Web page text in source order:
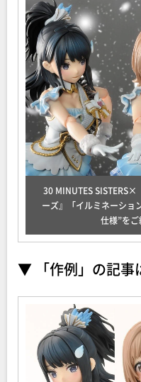
30 MINUTES SISTERS×
ーズ』「イルミネーショ
仕様”をご
▼ 「作例」の記事